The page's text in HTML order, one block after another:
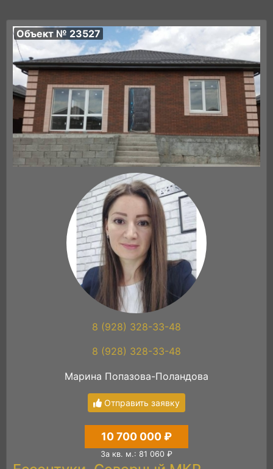
Объект № 23527
8 (928) 328-33-48
8 (928) 328-33-48
Марина Попазова-Поландова
Отправить заявку
10 700 000 ₽
За кв. м.: 81 060 ₽